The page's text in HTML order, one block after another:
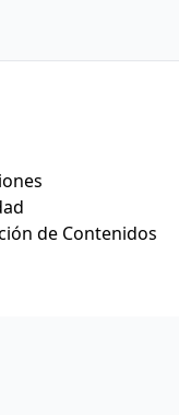
de Contenidos